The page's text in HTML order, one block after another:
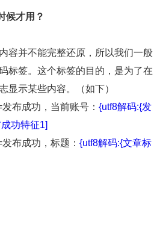
候才用？
容并不能完整还原，所以我们一般
标签。这个标签的目的，是为了在
显示某些内容。（如下）
布成功，当前账号： {utf8解码:{发
功特征1]
布成功，标题： {utf8解码:{文章标